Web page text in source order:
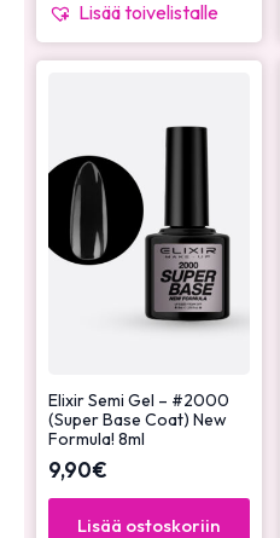
Lisää toivelistalle
Elixir Semi Gel – #2000
(Super Base Coat) New
Formula! 8ml
9,90€
Lisää ostoskoriin